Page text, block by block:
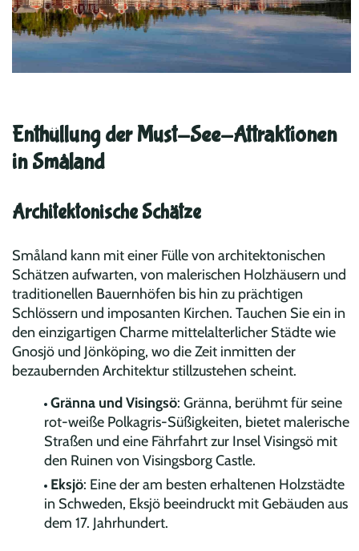
Enthüllung der Must-See-Attraktionen
in Småland
Architektonische Schätze
Småland kann mit einer Fülle von architektonischen
Schätzen aufwarten, von malerischen Holzhäusern und
traditionellen Bauernhöfen bis hin zu prächtigen
Schlössern und imposanten Kirchen. Tauchen Sie ein in
den einzigartigen Charme mittelalterlicher Städte wie
Gnosjö und Jönköping, wo die Zeit inmitten der
bezaubernden Architektur stillzustehen scheint.
Gränna und Visingsö: Gränna, berühmt für seine
rot-weiße Polkagris-Süßigkeiten, bietet malerische
Straßen und eine Fährfahrt zur Insel Visingsö mit
den Ruinen von Visingsborg Castle.
Eksjö: Eine der am besten erhaltenen Holzstädte
in Schweden, Eksjö beeindruckt mit Gebäuden aus
dem 17. Jahrhundert.